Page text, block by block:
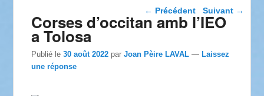
Navigation dans les
articles
← Précédent Suivant →
Corses d’occitan amb l’IEO
a Tolosa
Publié le30 août 2022 parJoan Pèire LAVAL —Laissez
une réponse